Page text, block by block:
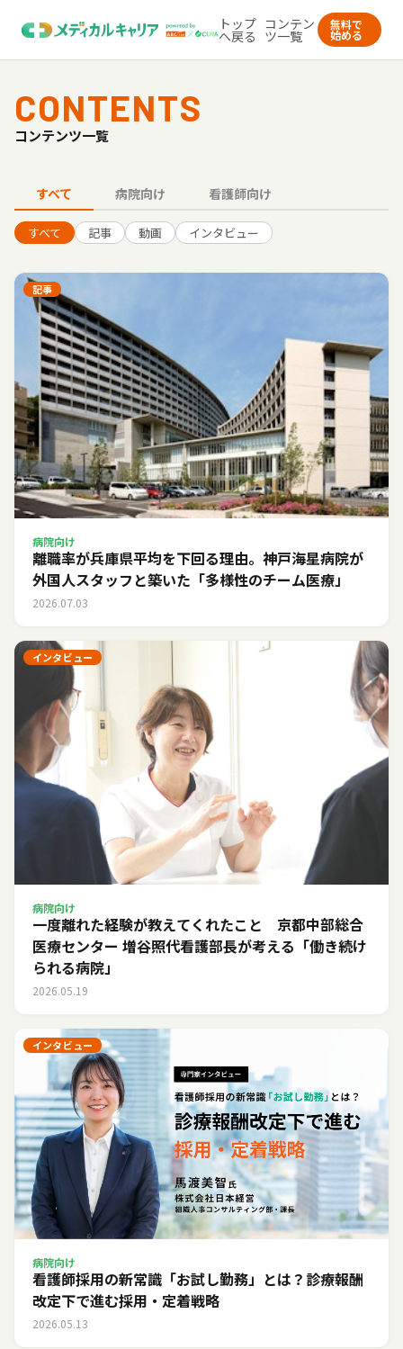
トップ
へ戻る
コンテン
ツ一覧
無料で
始める
CONTENTS
コンテンツ一覧
すべて 病院向け 看護師向け
すべて 記事 動画 インタビュー
記事
病院向け
離職率が兵庫県平均を下回る理由。神戸海星病院が
外国人スタッフと築いた「多様性のチーム医療」
2026.07.03
インタビュー
病院向け
一度離れた経験が教えてくれたこと 京都中部総合
医療センター 増谷照代看護部長が考える「働き続け
られる病院」
2026.05.19
インタビュー
病院向け
看護師採用の新常識「お試し勤務」とは？診療報酬
改定下で進む採用・定着戦略
2026.05.13